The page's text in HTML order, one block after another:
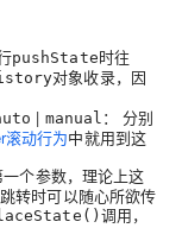
pushState时往
对象收录，因
| manual ： 分别
滚动行为中就用到这
个参数，理论上这
转时可以随心所欲传
调用，